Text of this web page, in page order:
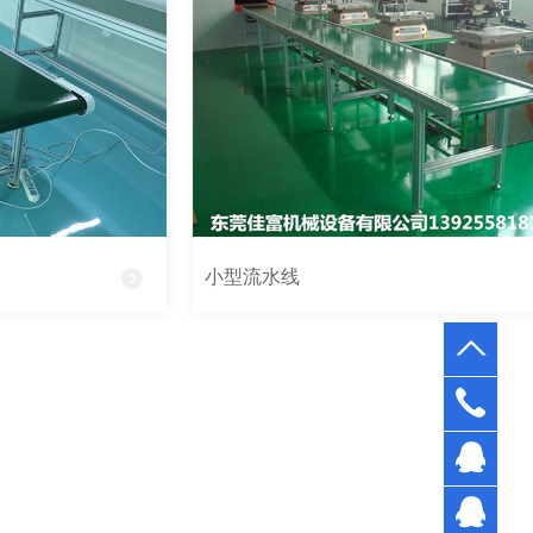
小型流水线
0769-
3327
孔先